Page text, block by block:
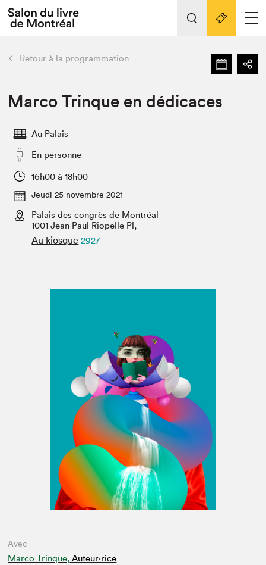
Espace exposant⋅e⋅s
Espace enseignant·e·s
L'événement
Préparer sa visite au Salon
Actualités
SLM PRO
retour Nos activités
Préparer sa visite
Salon au Palais
Projets partenaires
Liens pratiques
Retour à la programmation
Marco Trinque en dédicaces
Au Palais
En personne
16h00 à 18h00
Jeudi 25 novembre 2021
Palais des congrès de Montréal
1001 Jean Paul Riopelle Pl,
Au kiosque 2927
Avec
Marco Trinque, Auteur·rice